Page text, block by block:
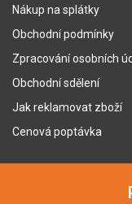
Nákup na splátky
Obchodní podmínky
Zpracování osobních
Obchodní sdělení
Jak reklamovat zboží
Cenová poptávka